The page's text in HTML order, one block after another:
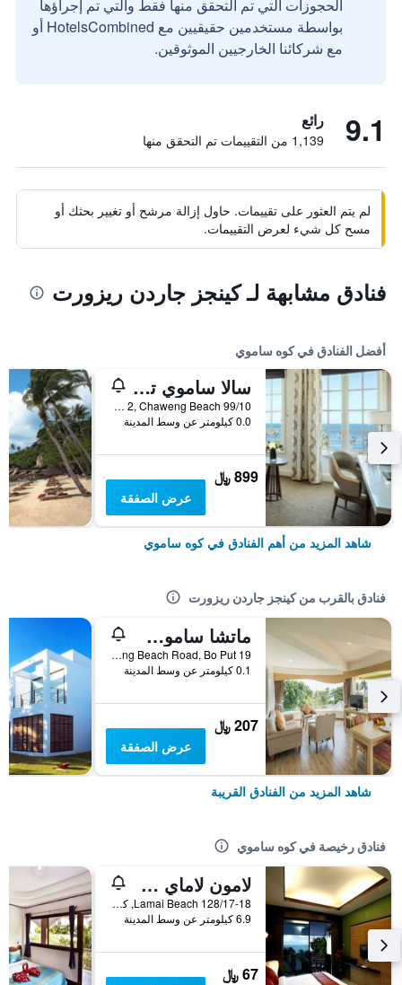
الحجوزات التي تم التحقق منها فقط والتي تم إجراؤها
بواسطة مستخدمين حقيقيين مع HotelsCombined أو
مع شركائنا الخارجيين الموثوقين.
9.1 رائع
1,139 من التقييمات تم التحقق منها
لم يتم العثور على تقييمات. حاول إزالة مرشح أو تغيير بحثك أو
مسح كل شيء لعرض التقييمات.
فنادق مشابهة لـ كينجز جاردن ريزورت
أفضل الفنادق في كوه ساموي
سالا ساموي تشاوينج بيتش ريزورت
99/10 Moo 2, Chaweng Beach, كوه ساموي, تايلاند
0.0 كيلومتر عن وسط المدينة
899 ﷼
عرض الصفقة
شاهد المزيد من أهم الفنادق في كوه ساموي
فنادق بالقرب من كينجز جاردن ريزورت
ماتشا ساموي ريزورت
19 Chaweng Beach Road, Bo Put, كوه ساموي, تايلاند
0.1 كيلومتر عن وسط المدينة
207 ﷼
عرض الصفقة
شاهد المزيد من الفنادق القريبة
فنادق رخيصة في كوه ساموي
لامون لاماي ريزيدنس
128/17-18 Lamai Beach, كوه ساموي, تايلاند
6.9 كيلومتر عن وسط المدينة
67 ﷼